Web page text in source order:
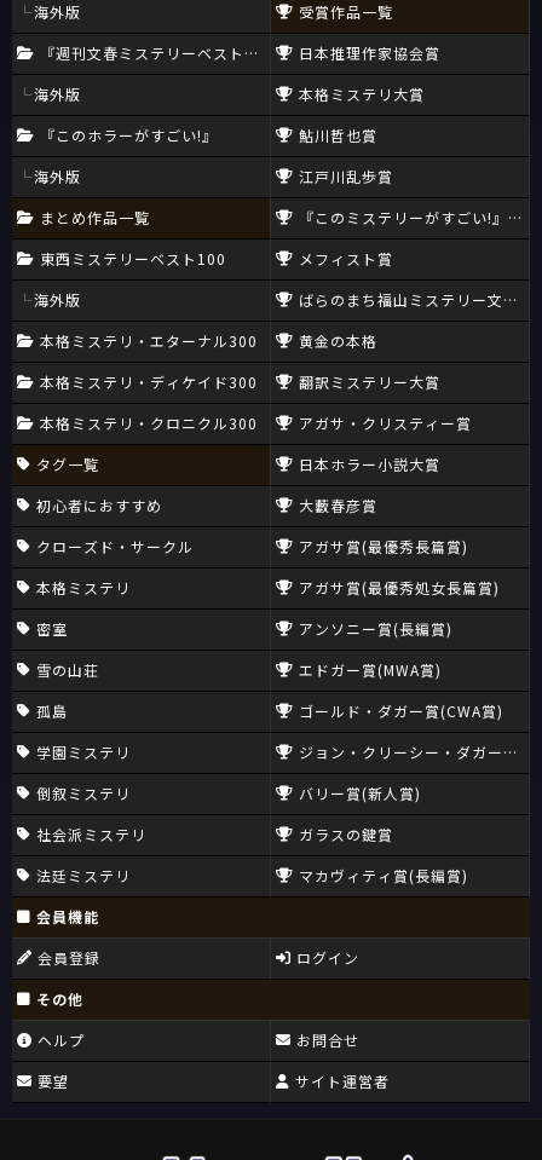
海外版
『週刊文春ミステリーベスト10』
海外版
『このホラーがすごい!』
海外版
まとめ作品一覧
東西ミステリーベスト100
海外版
本格ミステリ・エターナル300
本格ミステリ・ディケイド300
本格ミステリ・クロニクル300
タグ一覧
初心者におすすめ
クローズド・サークル
本格ミステリ
密室
雪の山荘
孤島
学園ミステリ
倒叙ミステリ
社会派ミステリ
法廷ミステリ
受賞作品一覧
日本推理作家協会賞
本格ミステリ大賞
鮎川哲也賞
江戸川乱歩賞
『このミステリーがすごい!』大賞
メフィスト賞
ばらのまち福山ミステリー文学新
黄金の本格
翻訳ミステリー大賞
アガサ・クリスティー賞
日本ホラー小説大賞
大藪春彦賞
アガサ賞(最優秀長篇賞)
アガサ賞(最優秀処女長篇賞)
アンソニー賞(長編賞)
エドガー賞(MWA賞)
ゴールド・ダガー賞(CWA賞)
ジョン・クリーシー・ダガー賞
バリー賞(新人賞)
ガラスの鍵賞
マカヴィティ賞(長編賞)
会員機能
会員登録
ログイン
その他
ヘルプ
要望
お問合せ
サイト運営者